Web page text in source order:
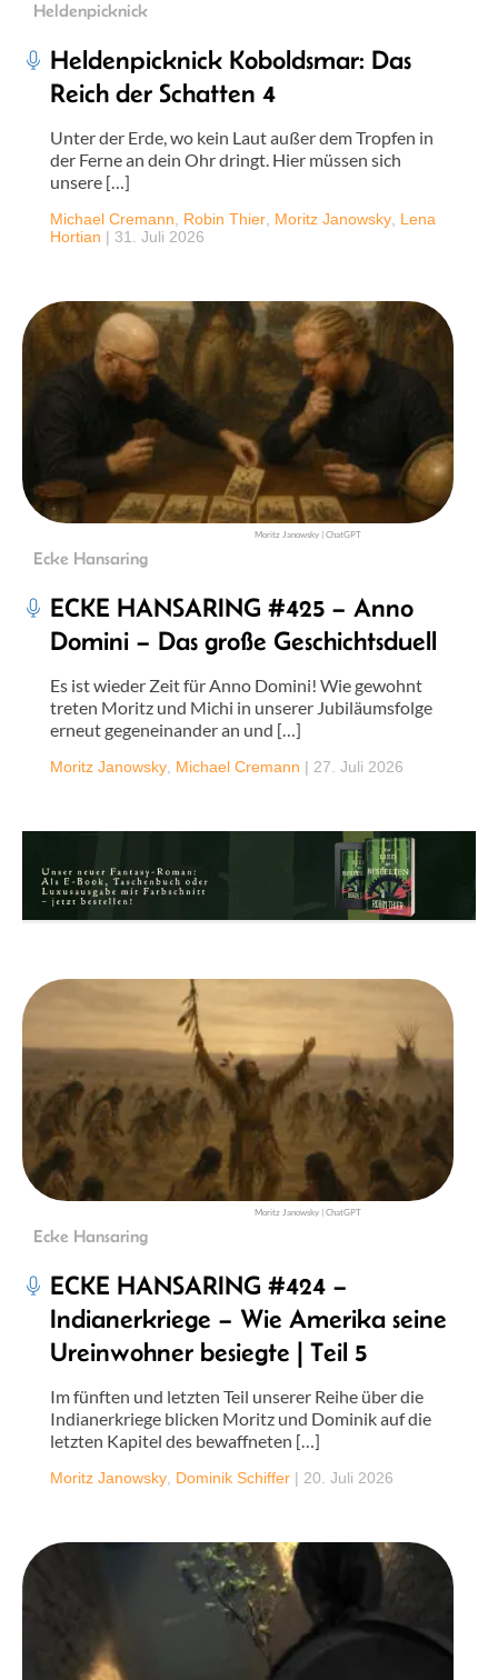
Heldenpicknick
Heldenpicknick Koboldsmar: Das
Reich der Schatten 4
Unter der Erde, wo kein Laut außer dem Tropfen in
der Ferne an dein Ohr dringt. Hier müssen sich
unsere […]
Michael Cremann Robin Thier Moritz Janowsky Lena
Hortian | 31. Juli 2026
Moritz Janowsky | ChatGPT
Ecke Hansaring
ECKE HANSARING #425 – Anno
Domini – Das große Geschichtsduell
Es ist wieder Zeit für Anno Domini! Wie gewohnt
treten Moritz und Michi in unserer Jubiläumsfolge
erneut gegeneinander an und […]
Moritz Janowsky Michael Cremann | 27. Juli 2026
Moritz Janowsky | ChatGPT
Ecke Hansaring
ECKE HANSARING #424 –
Indianerkriege – Wie Amerika seine
Ureinwohner besiegte | Teil 5
Im fünften und letzten Teil unserer Reihe über die
Indianerkriege blicken Moritz und Dominik auf die
letzten Kapitel des bewaffneten […]
Moritz Janowsky Dominik Schiffer | 20. Juli 2026